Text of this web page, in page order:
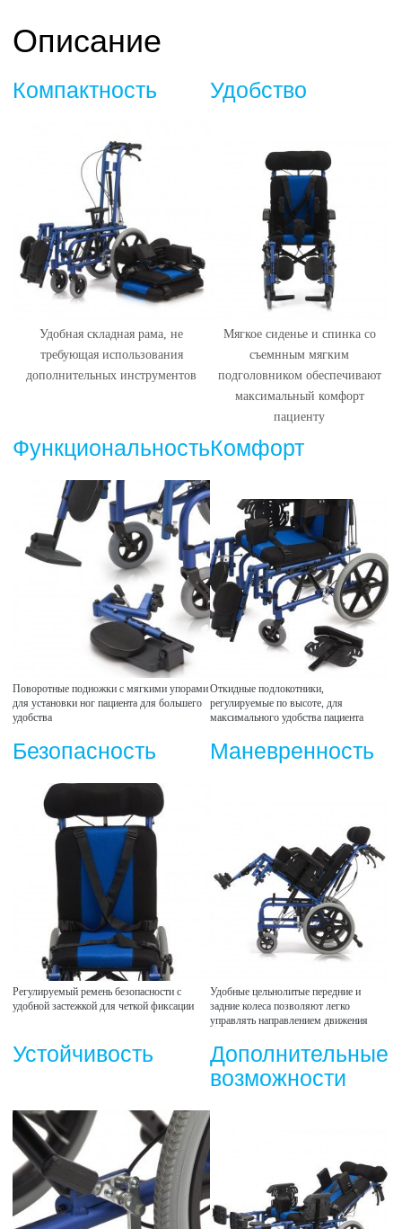
Описание
Компактность Удобство
Удобная складная рама, не
требующая использования
дополнительных инструментов
Мягкое сиденье и спинка со
съемнным мягким
подголовником обеспечивают
максимальный комфорт
пациенту
ФункциональностьКомфорт
Поворотные подножки с мягкими упорами
для установки ног пациента для большего
удобства
Откидные подлокотники,
регулируемые по высоте, для
максимального удобства пациента
Безопасность Маневренность
Регулируемый ремень безопасности с
удобной застежкой для четкой фиксации
Удобные цельнолитые передние и
задние колеса позволяют легко
управлять направлением движения
Устойчивость
Дополнительные
возможности